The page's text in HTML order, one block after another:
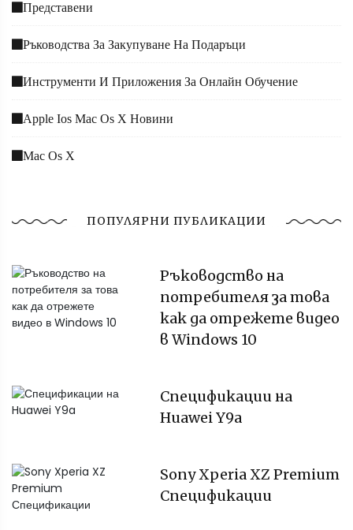
Представени
Ръководства За Закупуване На Подаръци
Инструменти И Приложения За Онлайн Обучение
Apple Ios Mac Os X Новини
Mac Os X
ПОПУЛЯРНИ ПУБЛИКАЦИИ
Ръководство на
потребителя за това
как да отрежете видео
в Windows 10
Спецификации на
Huawei Y9a
Sony Xperia XZ Premium
Спецификации